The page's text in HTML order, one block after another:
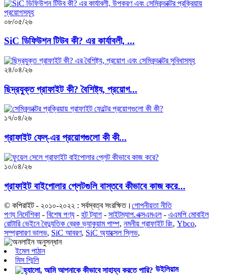
০৮/০৫/২৬
SiC ডিফিউশন টিউব কী? এর কার্যাবলী, ...
২৪/০৪/২৬
ছিদ্রযুক্ত গ্রাফাইট কী? বৈশিষ্ট্য, প্রয়োগ...
১৭/০৪/২৬
গ্রাফাইট ফেল্‌-এর প্রয়োগগুলো কী কী...
১০/০৪/২৬
গ্রাফাইট বাইপোলার প্লেটগুলি বাস্তবে কীভাবে কাজ করে...
© কপিরাইট - ২০১০-২০২২ : সর্বস্বত্ব সংরক্ষিত। গোপনীয়তা নীতি
পণ্য নির্দেশিকা - বিশেষ পণ্য - হট ট্যাগ - সাইটম্যাপ.এক্সএমএল- এএমপি মোবাইল
রোটারি ভেইনে বৈদ্যুতিক ব্রেক ভ্যাকুয়াম পাম্প, নমনীয় গ্রাফাইট রিং, Ybco,
সম্প্রসারণ ভালভ, SiC আবরণ, SiC অ্যাক্সেল স্লিভ,
ইমেল পাঠান
মিস শ্মিলি
উইলিয়াম